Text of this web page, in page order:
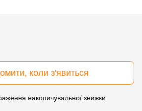
коли з'явиться
накопичувальної знижки